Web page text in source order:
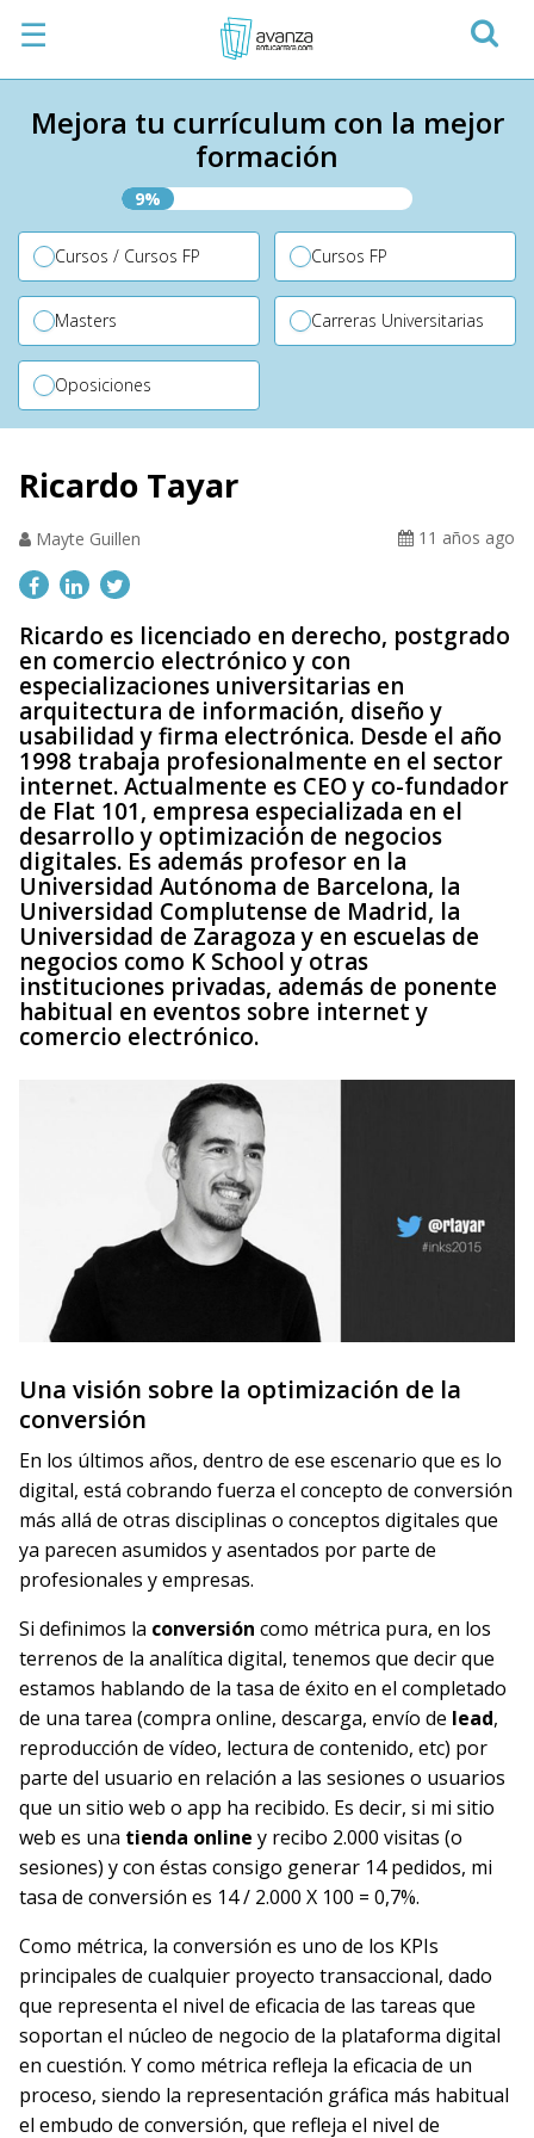
☰
Mejora tu currículum con la mejor
formación
9%
Cursos / Cursos FP Cursos FP
Masters Carreras Universitarias
Oposiciones
Ricardo Tayar
Mayte Guillen 11 años ago
Ricardo es licenciado en derecho, postgrado
en comercio electrónico y con
especializaciones universitarias en
arquitectura de información, diseño y
usabilidad y firma electrónica. Desde el año
1998 trabaja profesionalmente en el sector
internet. Actualmente es CEO y co-fundador
de Flat 101, empresa especializada en el
desarrollo y optimización de negocios
digitales. Es además profesor en la
Universidad Autónoma de Barcelona, la
Universidad Complutense de Madrid, la
Universidad de Zaragoza y en escuelas de
negocios como K School y otras
instituciones privadas, además de ponente
habitual en eventos sobre internet y
comercio electrónico.
Una visión sobre la optimización de la
conversión
En los últimos años, dentro de ese escenario que es lo
digital, está cobrando fuerza el concepto de conversión
más allá de otras disciplinas o conceptos digitales que
ya parecen asumidos y asentados por parte de
profesionales y empresas.
Si definimos la conversión como métrica pura, en los
terrenos de la analítica digital, tenemos que decir que
estamos hablando de la tasa de éxito en el completado
de una tarea (compra online, descarga, envío de lead,
reproducción de vídeo, lectura de contenido, etc) por
parte del usuario en relación a las sesiones o usuarios
que un sitio web o app ha recibido. Es decir, si mi sitio
web es una tienda online y recibo 2.000 visitas (o
sesiones) y con éstas consigo generar 14 pedidos, mi
tasa de conversión es 14 / 2.000 X 100 = 0,7%.
Como métrica, la conversión es uno de los KPIs
principales de cualquier proyecto transaccional, dado
que representa el nivel de eficacia de las tareas que
soportan el núcleo de negocio de la plataforma digital
en cuestión. Y como métrica refleja la eficacia de un
proceso, siendo la representación gráfica más habitual
el embudo de conversión, que refleja el nivel de